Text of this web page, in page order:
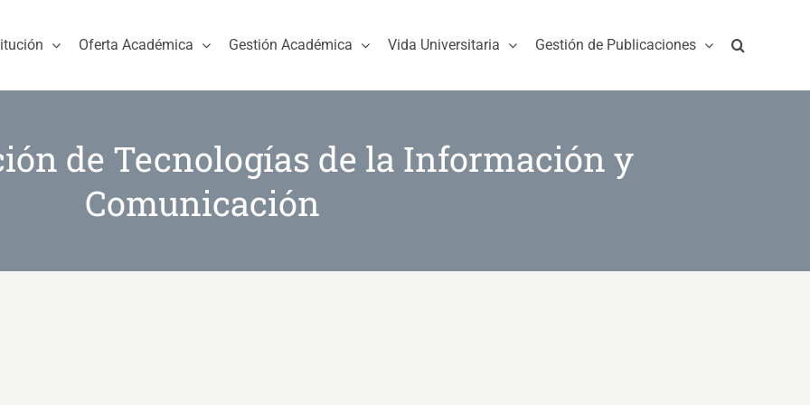
Oferta Académica Gestión Académica Vida Universitaria Gestión de Publicaciones
de Tecnologías de la Información y
Comunicación